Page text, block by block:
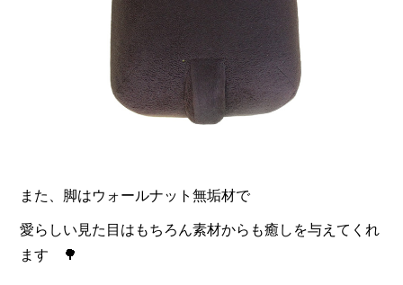
また、脚はウォールナット無垢材で
愛らしい見た目はもちろん素材からも癒しを与えてくれ
ます 🌳